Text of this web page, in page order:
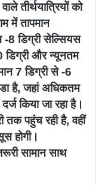
तीर्थयात्रियों को
में तापमान
8 डिग्री सेल्सियस
डिग्री और न्यूनतम
7 डिग्री से -6
है, जहां अधिकतम
किया जा रहा है।
तक पहुंच रही है, वहीं
होगी।
सामान साथ